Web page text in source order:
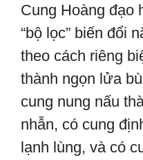
Cung Hoàng đạo
“bộ lọc” biến đổi
theo cách riêng
thành ngọn lửa
cung nung nấu
nhẫn, có cung
lạnh lùng, và có